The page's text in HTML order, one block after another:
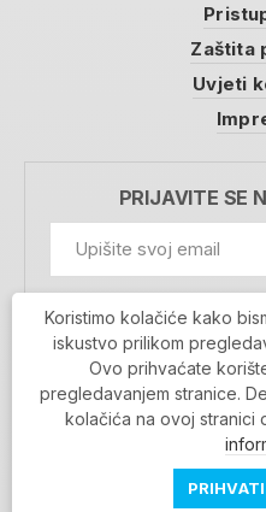
Zaštita
Uvjeti
PRIJAVITE SE
Prihvaćam da se moji
podataka i koriste u
newslettera
MOJARIJEKA
Koristimo kolačiće kako
iskustvo prilikom
Ovo prihvaćate
pregledavanjem stranice.
kolačića na ovoj stranici